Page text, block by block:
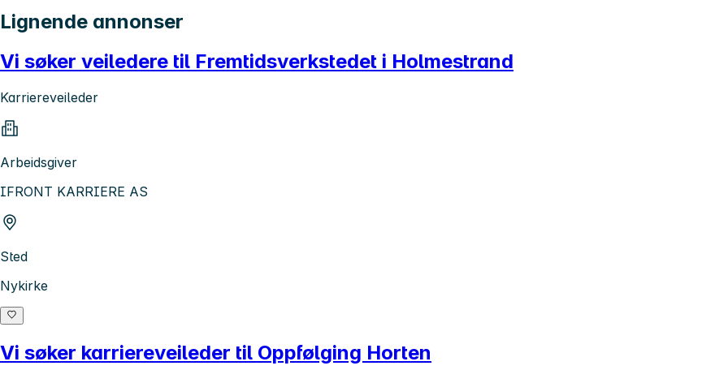
Lignende annonser
Vi søker veiledere til Fremtidsverkstedet i Holmestrand
Karriereveileder
Arbeidsgiver
IFRONT KARRIERE AS
Sted
Nykirke
Vi søker karriereveileder til Oppfølging Horten